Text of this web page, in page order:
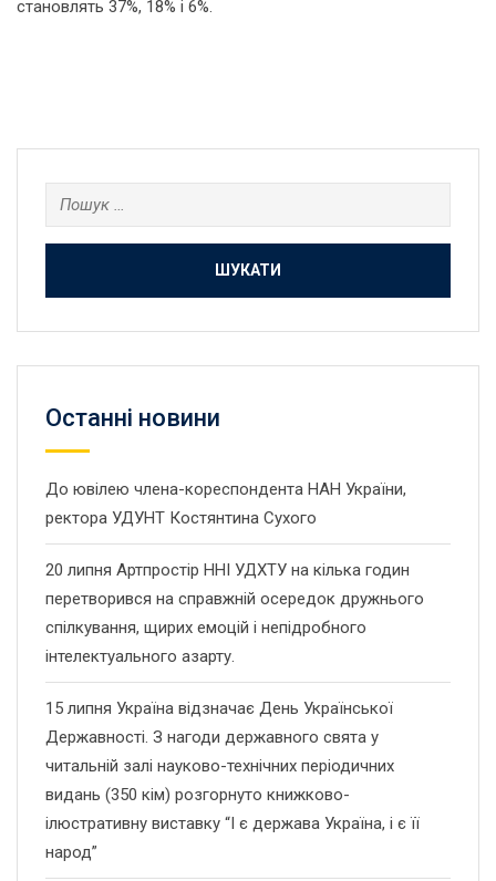
становлять 37%, 18% і 6%.
Пошук:
Останнi новини
До ювілею члена-кореспондента НАН України,
ректора УДУНТ Костянтина Сухого
20 липня Артпростір ННІ УДХТУ на кілька годин
перетворився на справжній осередок дружнього
спілкування, щирих емоцій і непідробного
інтелектуального азарту.
15 липня Україна відзначає День Української
Державності. З нагоди державного свята у
читальній залі науково-технічних періодичних
видань (350 кім) розгорнуто книжково-
ілюстративну виставку “І є держава Україна, і є її
народ”